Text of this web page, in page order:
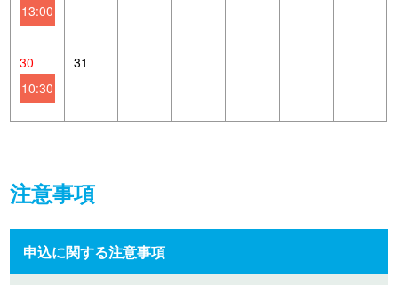
13:00
30
10:30
31
注意事項
申込に関する注意事項